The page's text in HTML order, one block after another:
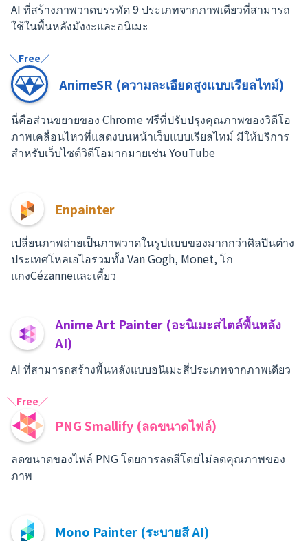
AI ที่สร้างภาพวาดบรรทัด 9 ประเภทจากภาพเดียวที่สามารถ
ใช้ในพื้นหลังมังงะและอนิเมะ
＼Free／
AnimeSR (ความละเอียดสูงแบบเรียลไทม์)
นี่คือส่วนขยายของ Chrome ฟรีที่ปรับปรุงคุณภาพของวิดีโอ
ภาพเคลื่อนไหวที่แสดงบนหน้าเว็บแบบเรียลไทม์ มีให้บริการ
สำหรับเว็บไซต์วิดีโอมากมายเช่น YouTube
Enpainter
เปลี่ยนภาพถ่ายเป็นภาพวาดในรูปแบบของมากกว่าศิลปินต่าง
ประเทศโหลเอไอรวมทั้ง Van Gogh, Monet, โก
แกงCézanneและเคี้ยว
Anime Art Painter (อะนิเมะสไตล์พื้นหลัง
AI)
AI ที่สามารถสร้างพื้นหลังแบบอนิเมะสี่ประเภทจากภาพเดียว
＼Free／
PNG Smallify (ลดขนาดไฟล์)
ลดขนาดของไฟล์ PNG โดยการลดสีโดยไม่ลดคุณภาพของ
ภาพ
Mono Painter (ระบายสี AI)